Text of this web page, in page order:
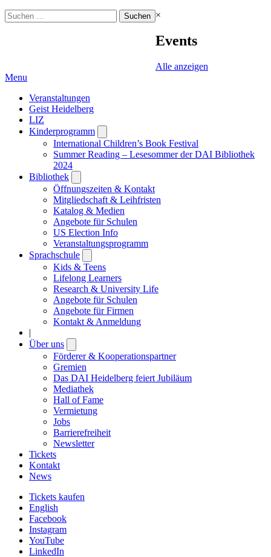
Suchen
nach:
×
Events
Alle anzeigen
Menu
Veranstaltungen
Geist Heidelberg
LIZ
Kinderprogramm
submenu
International Children’s Book Festival
Summer Reading – Lesesommer der DAI Bibliothek
2024
Bibliothek
submenu
Öffnungszeiten & Kontakt
Mitgliedschaft & Leihfristen
Katalog & Medien
Angebote für Schulen
US Election Info
Veranstaltungsprogramm
Sprachschule
submenu
Kids & Teens
Lifelong Learners
Research & University Life
Angebote für Schulen
Angebote für Firmen
Kontakt & Anmeldung
|
Über uns
submenu
Förderer & Kooperationspartner
Gremien
Das DAI Heidelberg feiert Jubiläum
Mediathek
Hall of Fame
Vermietung
Jobs
Barrierefreiheit
Newsletter
Tickets
Kontakt
News
Tickets kaufen
English
Facebook
Instagram
YouTube
LinkedIn